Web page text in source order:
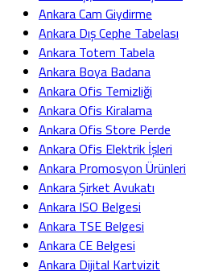
Ankara Cam Giydirme
Ankara Dış Cephe Tabelası
Ankara Totem Tabela
Ankara Boya Badana
Ankara Ofis Temizliği
Ankara Ofis Kiralama
Ankara Ofis Store Perde
Ankara Ofis Elektrik İşleri
Ankara Promosyon Ürünleri
Ankara Şirket Avukatı
Ankara ISO Belgesi
Ankara TSE Belgesi
Ankara CE Belgesi
Ankara Dijital Kartvizit